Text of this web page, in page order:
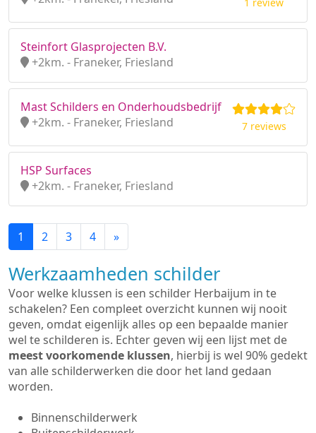
Steinfort Glasprojecten B.V.
+2km. - Franeker, Friesland
Mast Schilders en Onderhoudsbedrijf
+2km. - Franeker, Friesland
7 reviews
HSP Surfaces
+2km. - Franeker, Friesland
1 2 3 4 »
Werkzaamheden schilder
Voor welke klussen is een schilder Herbaijum in te
schakelen? Een compleet overzicht kunnen wij nooit
geven, omdat eigenlijk alles op een bepaalde manier
wel te schilderen is. Echter geven wij een lijst met de
meest voorkomende klussen, hierbij is wel 90% gedekt
van alle schilderwerken die door het land gedaan
worden.
Binnenschilderwerk